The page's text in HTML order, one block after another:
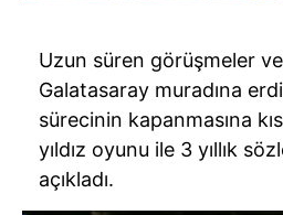
Uzun süren görüşmeler
Galatasaray muradına
sürecinin kapanmasına
yıldız oyunu ile 3 yıllık
açıkladı.